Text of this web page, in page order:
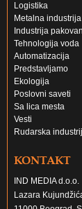
Logistika
Metalna industrija
Industrija
Tehnologija voda
Automatizacija
Predstavljamo
Ekologija
Poslovni saveti
Sa lica mesta
Vesti
Rudarska
KONTAKT
IND MEDIA d.o.o.
Lazara